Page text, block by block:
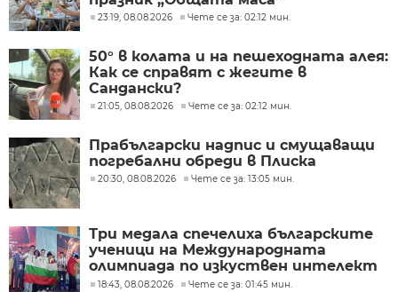
23:19, 08.08.2026 Чете се за: 02:12 мин.
50° в колата и на пешеходната алея:
Как се справят с жегите в
Сандански?
21:05, 08.08.2026 Чете се за: 02:12 мин.
Прабългарски надпис и смущаващи
погребални обреди в Плиска
20:30, 08.08.2026 Чете се за: 13:05 мин.
Три медала спечелиха българските
ученици на Международната
олимпиада по изкуствен интелект
в Казахстан
18:43, 08.08.2026 Чете се за: 01:45 мин.